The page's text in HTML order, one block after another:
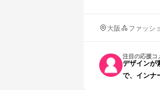
大阪 ファッシ
注目の応援コ
デザインが
で、インナ